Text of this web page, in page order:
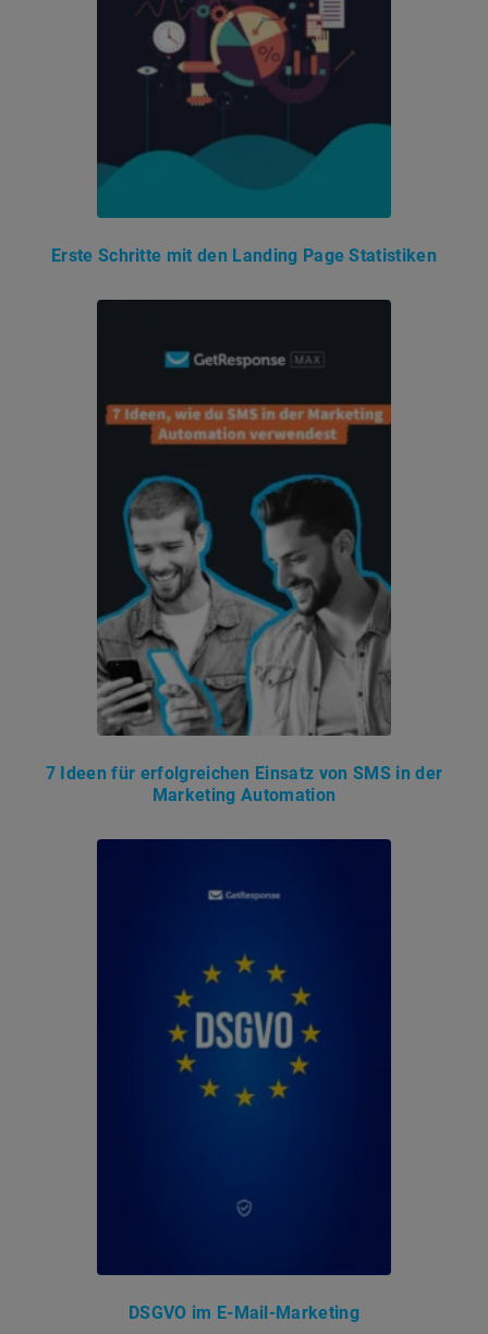
Erste Schritte mit den Landing Page Statistiken
7 Ideen für erfolgreichen Einsatz von SMS in der
Marketing Automation
DSGVO im E-Mail-Marketing